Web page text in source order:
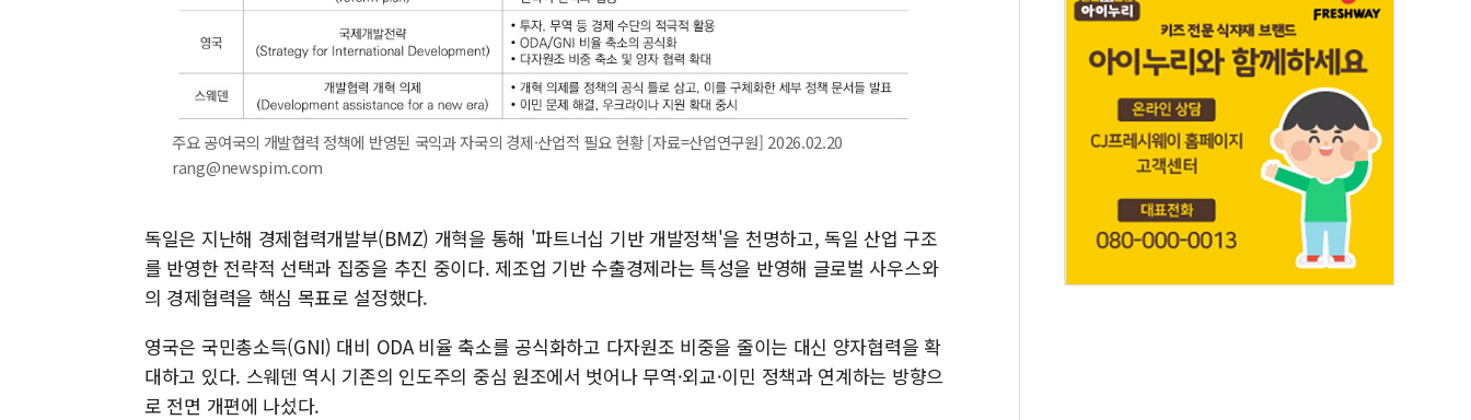
주요 공여국의 개발협력 정책에 반영된 국익과 자국의 경제·산업적 필요 현황 [자료=산업연구원] 2026.02.20
rang@newspim.com
독일은 지난해 경제협력개발부(BMZ) 개혁을 통해 '파트너십 기반 개발정책'을 천명하고, 독일 산업 구조
를 반영한 전략적 선택과 집중을 추진 중이다. 제조업 기반 수출경제라는 특성을 반영해 글로벌 사우스와
의 경제협력을 핵심 목표로 설정했다.
영국은 국민총소득(GNI) 대비 ODA 비율 축소를 공식화하고 다자원조 비중을 줄이는 대신 양자협력을 확
대하고 있다. 스웨덴 역시 기존의 인도주의 중심 원조에서 벗어나 무역·외교·이민 정책과 연계하는 방향으
로 전면 개편에 나섰다.